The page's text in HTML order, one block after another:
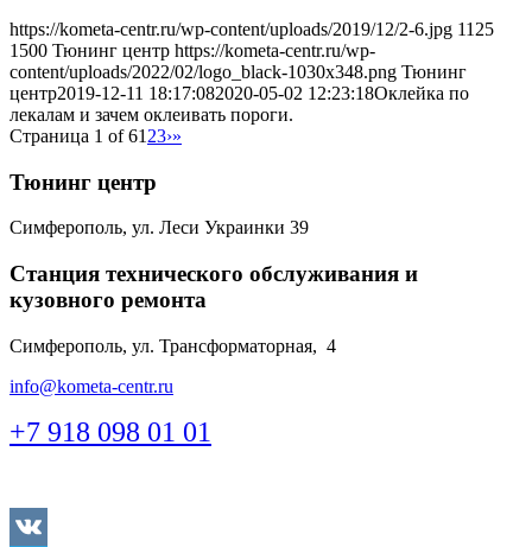
https://kometa-centr.ru/wp-content/uploads/2019/12/2-6.jpg 1125
1500 Тюнинг центр https://kometa-centr.ru/wp-
content/uploads/2022/02/logo_black-1030x348.png Тюнинг
центр2019-12-11 18:17:082020-05-02 12:23:18Оклейка по
лекалам и зачем оклеивать пороги.
Страница 1 of 61 23›»
Тюнинг центр
Симферополь, ул. Леси Украинки 39
Станция технического обслуживания и
кузовного ремонта
Симферополь, ул. Трансформаторная, 4
info@kometa-centr.ru
+7 918 098 01 01